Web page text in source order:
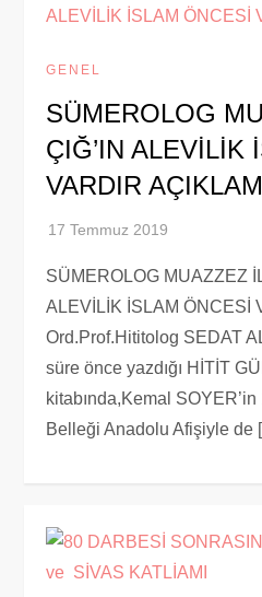
GENEL
SÜMEROLOG
ÇIĞ’IN ALEVİLİK
VARDIR
SÜMEROLOG MUAZZEZ
ALEVİLİK İSLAM ÖNCESİ
Ord.Prof.Hititolog SEDAT
süre önce yazdığı HİTİT
kitabında,Kemal
Belleği Anadolu Afişiyle de